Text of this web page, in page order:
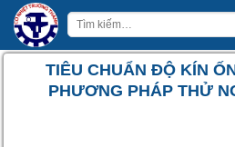
Bỏ
qua
nội
Tìm
kiếm:
TIÊU CHUẨN ĐỘ KÍN
PHƯƠNG PHÁP THỬ